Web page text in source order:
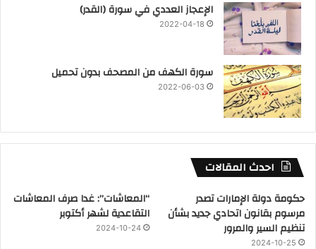
‏الإعجاز العددي في سورة (القدر)
2022-04-18
سورة الكهف من المصحف بدون تحميل
2022-06-03
احدث المقالات
حكومة دولة الإمارات تصدر
مرسوم بقانون اتحادي جديد بشأن
تنظيم السير والمرور
2024-10-25
“المعاشات”: غدا صرف المعاشات
التقاعدية لشهر أكتوبر
2024-10-24